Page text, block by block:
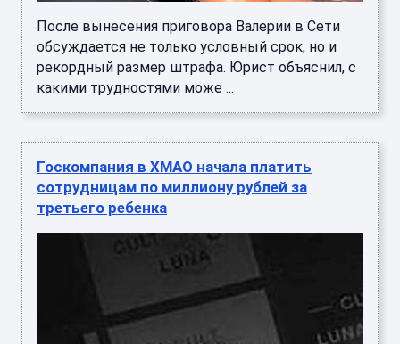
После вынесения приговора Валерии в Сети
обсуждается не только условный срок, но и
рекордный размер штрафа. Юрист объяснил, с
какими трудностями може ...
Госкомпания в ХМАО начала платить
сотрудницам по миллиону рублей за
третьего ребенка